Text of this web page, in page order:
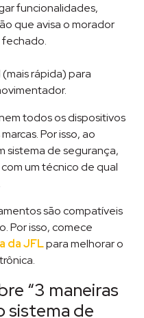
funcionalidades,
que avisa o morador
rápida) para
todos os dispositivos
Por isso, ao
sistema de segurança,
um técnico de qual
são compatíveis
Por isso, comece
da JFLpara melhorar o
“3 maneiras
sistema de